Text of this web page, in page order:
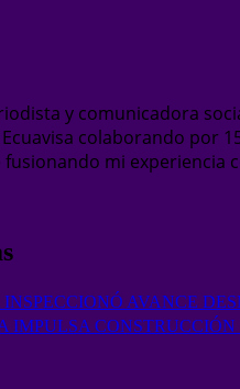
y comunicadora
colaborando por
mi experiencia
AVANCE
IMPULSA